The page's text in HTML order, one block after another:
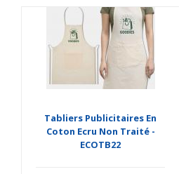
Tabliers Publicitaires En
Coton Ecru Non Traité -
ECOTB22